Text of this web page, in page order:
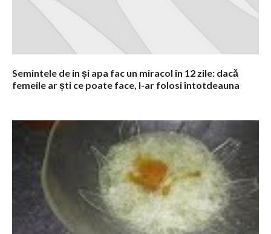
Semintele de in și apa fac un miracol în 12 zile: dacă
femeile ar ști ce poate face, l-ar folosi întotdeauna